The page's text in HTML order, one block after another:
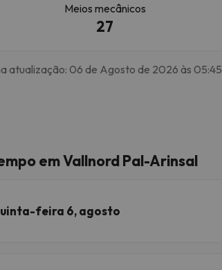
Meios mecânicos
27
atualização: 06 de Agosto de 2026 às 05:45
em Vallnord Pal-Arinsal
feira 6, agosto